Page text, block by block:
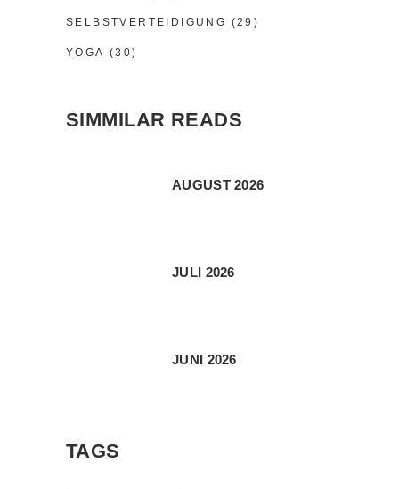
SELBSTVERTEIDIGUNG (29)
YOGA (30)
SIMMILAR READS
AUGUST 2026
JULI 2026
JUNI 2026
TAGS